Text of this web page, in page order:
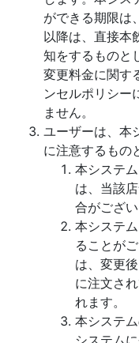
ができる期限は
以降は、直接本
知をするものと
変更料金に関す
ンセルポリシー
ません。
ユーザーは、本
に注意するもの
本システ
は、当該
合がござい
本システ
ることが
は、変更
に注文さ
れます。
本システ
システム